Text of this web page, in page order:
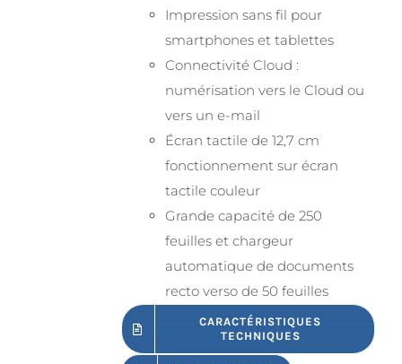
Impression sans fil pour
smartphones et tablettes
Connectivité Cloud :
numérisation vers le Cloud ou
vers un e-mail
Écran tactile de 12,7 cm
fonctionnement sur écran
tactile couleur
Grande capacité de 250
feuilles et chargeur
automatique de documents
recto verso de 50 feuilles
CARACTÉRISTIQUES
TECHNIQUES